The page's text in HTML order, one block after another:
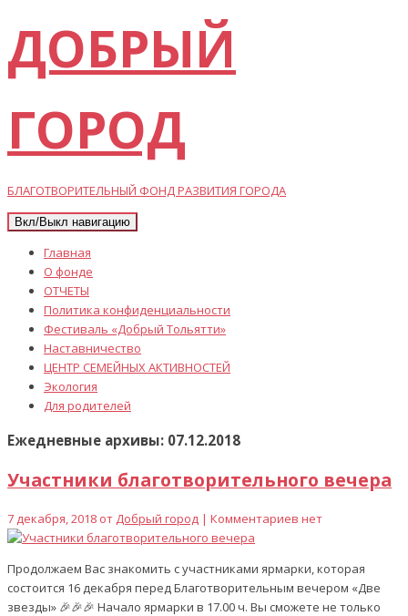
ДОБРЫЙ
ГОРОД
БЛАГОТВОРИТЕЛЬНЫЙ ФОНД РАЗВИТИЯ ГОРОДА
Вкл/Выкл навигацию
Главная
О фонде
ОТЧЕТЫ
Политика конфиденциальности
Фестиваль «Добрый Тольятти»
Наставничество
ЦЕНТР СЕМЕЙНЫХ АКТИВНОСТЕЙ
Экология
Для родителей
Ежедневные архивы: 07.12.2018
Участники благотворительного вечера
7 декабря, 2018 от Добрый город | Комментариев нет
Продолжаем Вас знакомить с участниками ярмарки, которая
состоится 16 декабря перед Благотворительным вечером «Две
звезды» 🎉🎉🎉 Начало ярмарки в 17.00 ч. Вы сможете не только